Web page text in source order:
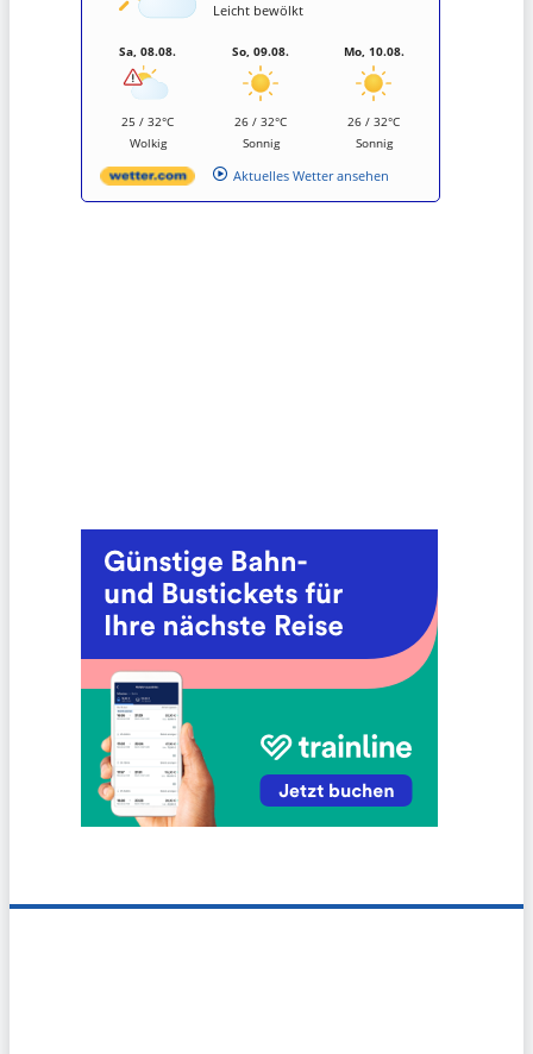
Leicht bewölkt
Sa, 08.08.
25 / 32°C
Wolkig
So, 09.08.
26 / 32°C
Sonnig
Mo, 10.08.
26 / 32°C
Sonnig
Aktuelles Wetter ansehen